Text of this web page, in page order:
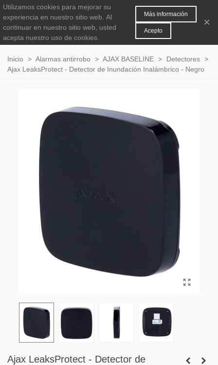
0
Inicio > Alarmas antirrobo > AJAX BASELINE > Detectores >
Ajax LeaksProtect - Detector de Inundación Inalámbrico - Negro
Ajax LeaksProtect - Detector de
Utilizamos cookies para mejorar su
experiencia en nuestro sitio web. Al
continuar en nuestro sitio web, usted
acepta nuestro uso de cookies.
Más información
Acepto
×